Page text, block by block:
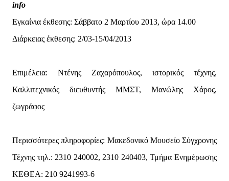
info
Εγκαίνια έκθεσης: Σάββατο 2 Μαρτίου 2013, ώρα 14.00
Διάρκειας έκθεσης: 2/03-15/04/2013
Επιμέλεια: Ντένης Ζαχαρόπουλος, ιστορικός τέχνης,
Καλλιτεχνικός διευθυντής ΜΜΣΤ, Μανώλης Χάρος,
ζωγράφος
Περισσότερες πληροφορίες: Μακεδονικό Μουσείο Σύγχρονης
Τέχνης τηλ.: 2310 240002, 2310 240403, Τμήμα Ενημέρωσης
ΚΕΘΕΑ: 210 9241993-6